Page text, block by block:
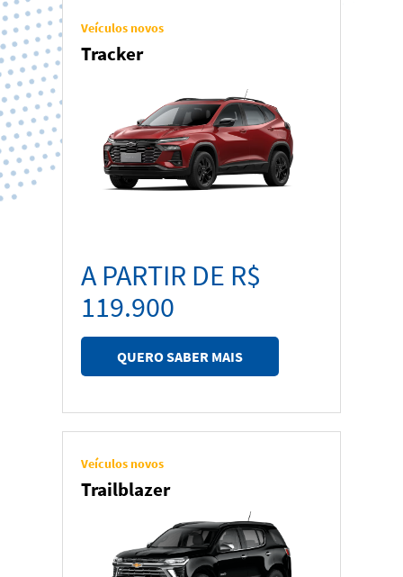
Veículos novos
Tracker
A PARTIR DE R$
119.900
QUERO SABER MAIS
Veículos novos
Trailblazer